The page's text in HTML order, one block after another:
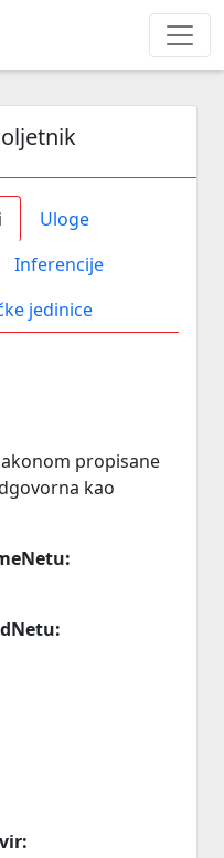
Uloge
Inferencije
jedinice
propisane
kao